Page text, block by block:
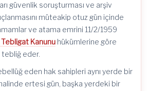
güvenlik soruşturması ve arşiv
müteakip otuz gün içinde
ve atama emrini 11/2/1959
Tebligat Kanunu hükümlerine göre
tebliğ eder.
eden hak sahipleri aynı yerde bir
ertesi gün, başka yerdeki bir